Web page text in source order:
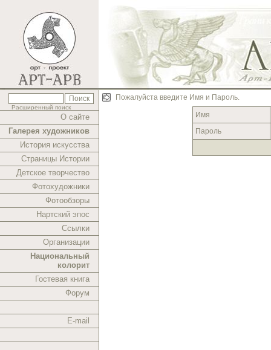
Расширенный поиск
О сайте
Галерея художников
История искусства
Страницы Истории
Детское творчество
Фотохудожники
Фотообзоры
Нартский эпос
Ссылки
Организации
Национальный
колорит
Гостевая книга
Форум
E-mail
Пожалуйста введите Имя и Пароль.
Имя
Пароль